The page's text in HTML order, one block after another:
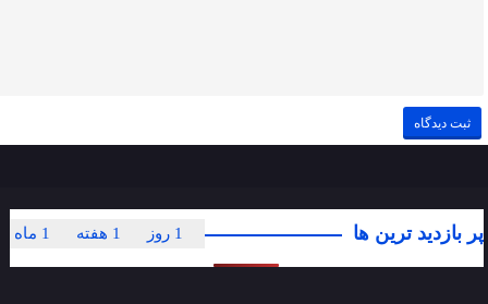
پر بازدید ترین ها 1 ماه 1 هفته 1 روز